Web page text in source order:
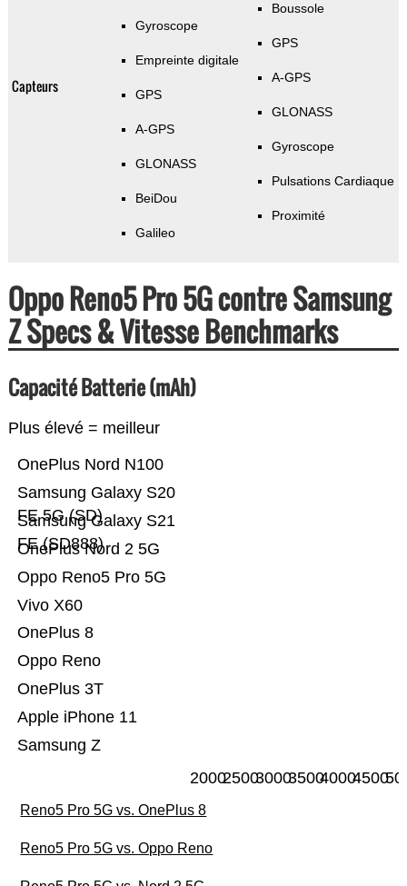
Capteurs
Gyroscope
Empreinte digitale
GPS
A-GPS
GLONASS
BeiDou
Galileo
Boussole
GPS
A-GPS
GLONASS
Gyroscope
Pulsations Cardiaque
Proximité
Oppo Reno5 Pro 5G contre Samsung
Z Specs & Vitesse Benchmarks
Capacité Batterie (mAh)
Plus élevé = meilleur
Samsung Z
Apple iPhone 11
OnePlus 3T
Oppo Reno
OnePlus 8
Vivo X60
Oppo Reno5 Pro 5G
OnePlus Nord 2 5G
Samsung Galaxy S21
FE (SD888)
Samsung Galaxy S20
FE 5G (SD)
OnePlus Nord N100
200025003000350040004500
Reno5 Pro 5G vs. OnePlus 8
Reno5 Pro 5G vs. Oppo Reno